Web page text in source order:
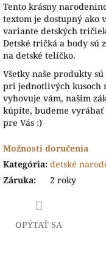
Tento krásny
textom je dostupný ako
variante detských
Detské tričká a body sú
na detské telíčko.
Všetky naše produkty
pri jednotlivých kusoch
vyhovuje vám, našim
kúpite, budeme vyrábať
pre Vás :)
Možnosti doručenia
Kategória: detské
Záruka: 2 roky
OPÝTAŤ SA